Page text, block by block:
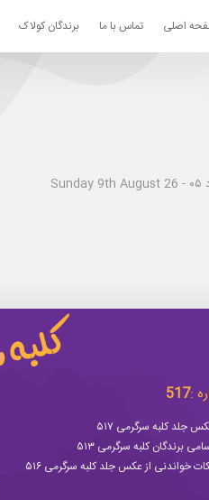
اصلی تماس با ما برندگان کولاک
:
517
جلد کلبه سرگرمی ۵۱۷
برندگان کلبه سرگرمی ۵۱۳
خواندنی از عکس جلد کلبه سرگرمی ۵۱۶